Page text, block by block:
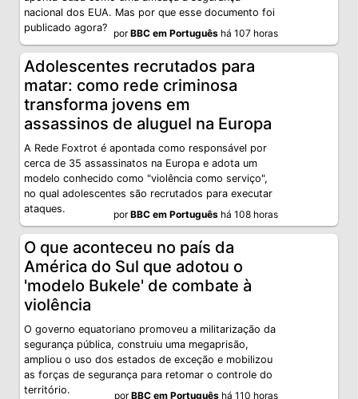
nacional dos EUA. Mas por que esse documento foi
publicado agora? porBBC em Português há 107 horas
Adolescentes recrutados para
matar: como rede criminosa
transforma jovens em
assassinos de aluguel na Europa
A Rede Foxtrot é apontada como responsável por
cerca de 35 assassinatos na Europa e adota um
modelo conhecido como "violência como serviço",
no qual adolescentes são recrutados para executar
ataques.
porBBC em Português há 108 horas
O que aconteceu no país da
América do Sul que adotou o
'modelo Bukele' de combate à
violência
O governo equatoriano promoveu a militarização da
segurança pública, construiu uma megaprisão,
ampliou o uso dos estados de exceção e mobilizou
as forças de segurança para retomar o controle do
território.
porBBC em Português há 110 horas